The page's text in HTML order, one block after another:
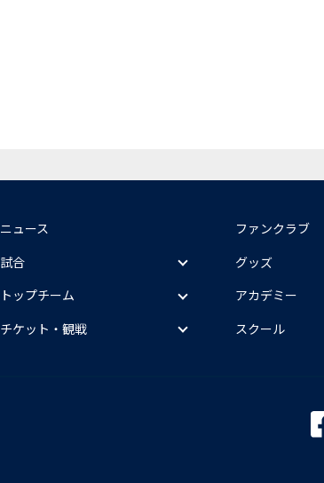
ニュース
試合
トップチーム
チケット・観戦
ファンクラブ
グッズ
アカデミー
スクール